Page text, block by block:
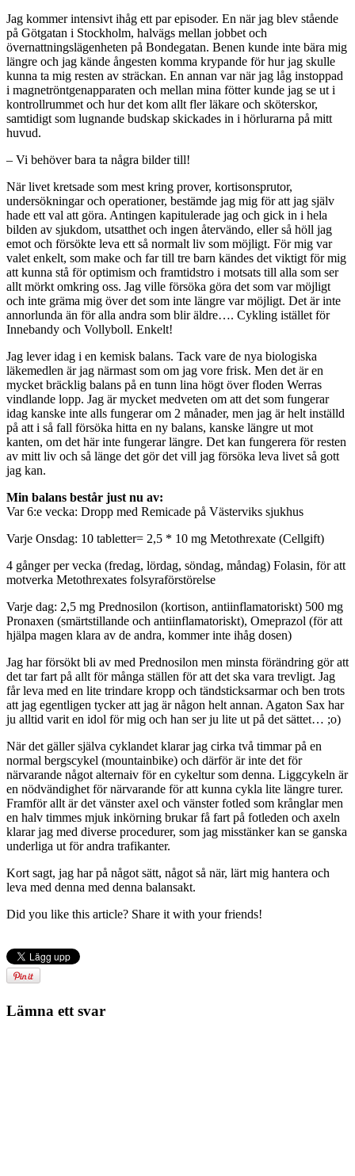
Jag kommer intensivt ihåg ett par episoder. En när jag blev stående
på Götgatan i Stockholm, halvägs mellan jobbet och
övernattningslägenheten på Bondegatan. Benen kunde inte bära mig
längre och jag kände ångesten komma krypande för hur jag skulle
kunna ta mig resten av sträckan. En annan var när jag låg instoppad
i magnetröntgenapparaten och mellan mina fötter kunde jag se ut i
kontrollrummet och hur det kom allt fler läkare och sköterskor,
samtidigt som lugnande budskap skickades in i hörlurarna på mitt
huvud.
– Vi behöver bara ta några bilder till!
När livet kretsade som mest kring prover, kortisonsprutor,
undersökningar och operationer, bestämde jag mig för att jag själv
hade ett val att göra. Antingen kapitulerade jag och gick in i hela
bilden av sjukdom, utsatthet och ingen återvändo, eller så höll jag
emot och försökte leva ett så normalt liv som möjligt. För mig var
valet enkelt, som make och far till tre barn kändes det viktigt för mig
att kunna stå för optimism och framtidstro i motsats till alla som ser
allt mörkt omkring oss. Jag ville försöka göra det som var möjligt
och inte gräma mig över det som inte längre var möjligt. Det är inte
annorlunda än för alla andra som blir äldre…. Cykling istället för
Innebandy och Vollyboll. Enkelt!
Jag lever idag i en kemisk balans. Tack vare de nya biologiska
läkemedlen är jag närmast som om jag vore frisk. Men det är en
mycket bräcklig balans på en tunn lina högt över floden Werras
vindlande lopp. Jag är mycket medveten om att det som fungerar
idag kanske inte alls fungerar om 2 månader, men jag är helt inställd
på att i så fall försöka hitta en ny balans, kanske längre ut mot
kanten, om det här inte fungerar längre. Det kan fungerera för resten
av mitt liv och så länge det gör det vill jag försöka leva livet så gott
jag kan.
Min balans består just nu av:
Var 6:e vecka: Dropp med Remicade på Västerviks sjukhus
Varje Onsdag: 10 tabletter= 2,5 * 10 mg Metothrexate (Cellgift)
4 gånger per vecka (fredag, lördag, söndag, måndag) Folasin, för att
motverka Metothrexates folsyraförstörelse
Varje dag: 2,5 mg Prednosilon (kortison, antiinflamatoriskt) 500 mg
Pronaxen (smärtstillande och antiinflamatoriskt), Omeprazol (för att
hjälpa magen klara av de andra, kommer inte ihåg dosen)
Jag har försökt bli av med Prednosilon men minsta förändring gör att
det tar fart på allt för många ställen för att det ska vara trevligt. Jag
får leva med en lite trindare kropp och tändsticksarmar och ben trots
att jag egentligen tycker att jag är någon helt annan. Agaton Sax har
ju alltid varit en idol för mig och han ser ju lite ut på det sättet… ;o)
När det gäller själva cyklandet klarar jag cirka två timmar på en
normal bergscykel (mountainbike) och därför är inte det för
närvarande något alternaiv för en cykeltur som denna. Liggcykeln är
en nödvändighet för närvarande för att kunna cykla lite längre turer.
Framför allt är det vänster axel och vänster fotled som krånglar men
en halv timmes mjuk inkörning brukar få fart på fotleden och axeln
klarar jag med diverse procedurer, som jag misstänker kan se ganska
underliga ut för andra trafikanter.
Kort sagt, jag har på något sätt, något så när, lärt mig hantera och
leva med denna med denna balansakt.
Did you like this article? Share it with your friends!
Lämna ett svar